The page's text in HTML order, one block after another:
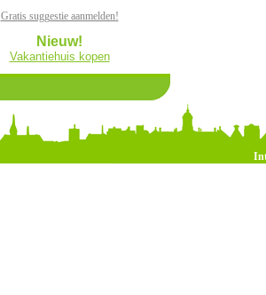
Gratis suggestie aanmelden!
Nieuw!
Vakantiehuis kopen